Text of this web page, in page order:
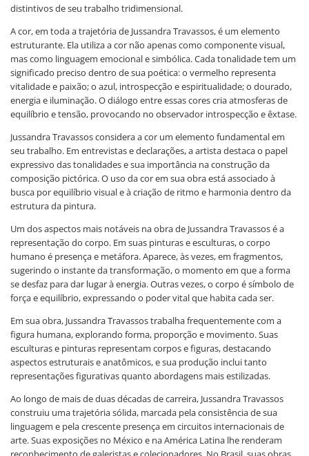
distintivos de seu trabalho tridimensional.
A cor, em toda a trajetória de Jussandra Travassos, é um elemento
estruturante. Ela utiliza a cor não apenas como componente visual,
mas como linguagem emocional e simbólica. Cada tonalidade tem um
significado preciso dentro de sua poética: o vermelho representa
vitalidade e paixão; o azul, introspecção e espiritualidade; o dourado,
energia e iluminação. O diálogo entre essas cores cria atmosferas de
equilíbrio e tensão, provocando no observador introspecção e êxtase.
Jussandra Travassos considera a cor um elemento fundamental em
seu trabalho. Em entrevistas e declarações, a artista destaca o papel
expressivo das tonalidades e sua importância na construção da
composição pictórica. O uso da cor em sua obra está associado à
busca por equilíbrio visual e à criação de ritmo e harmonia dentro da
estrutura da pintura.
Um dos aspectos mais notáveis na obra de Jussandra Travassos é a
representação do corpo. Em suas pinturas e esculturas, o corpo
humano é presença e metáfora. Aparece, às vezes, em fragmentos,
sugerindo o instante da transformação, o momento em que a forma
se desfaz para dar lugar à energia. Outras vezes, o corpo é símbolo de
força e equilíbrio, expressando o poder vital que habita cada ser.
Em sua obra, Jussandra Travassos trabalha frequentemente com a
figura humana, explorando forma, proporção e movimento. Suas
esculturas e pinturas representam corpos e figuras, destacando
aspectos estruturais e anatômicos, e sua produção inclui tanto
representações figurativas quanto abordagens mais estilizadas.
Ao longo de mais de duas décadas de carreira, Jussandra Travassos
construiu uma trajetória sólida, marcada pela consistência de sua
linguagem e pela crescente presença em circuitos internacionais de
arte. Suas exposições no México e na América Latina lhe renderam